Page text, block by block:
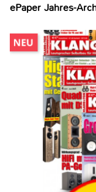
ePaper Jahres-